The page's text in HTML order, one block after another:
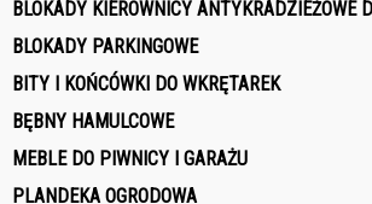
BLOKADY KIEROWNICY ANTYKRADZIEŻOWE
BLOKADY PARKINGOWE
BITY I KOŃCÓWKI DO WKRĘTAREK
BĘBNY HAMULCOWE
MEBLE DO PIWNICY I GARAŻU
PLANDEKA OGRODOWA